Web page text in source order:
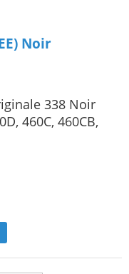
Noir
338 Noir
460C, 460CB,